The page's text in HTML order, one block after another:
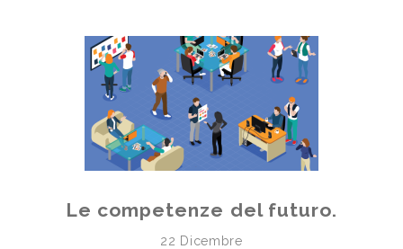
Le competenze del futuro.
22 Dicembre